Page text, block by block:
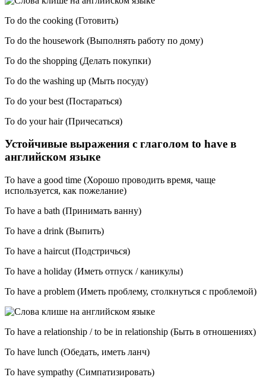
To do the cooking (Готовить)
To do the housework (Выполнять работу по дому)
To do the shopping (Делать покупки)
To do the washing up (Мыть посуду)
To do your best (Постараться)
To do your hair (Причесаться)
Устойчивые выражения с глаголом to have в
английском языке
To have a good time (Хорошо проводить время, чаще
используется, как пожелание)
To have a bath (Принимать ванну)
To have a drink (Выпить)
To have a haircut (Подстричься)
To have a holiday (Иметь отпуск / каникулы)
To have a problem (Иметь проблему, столкнуться с проблемой)
To have a relationship / to be in relationship (Быть в отношениях)
To have lunch (Обедать, иметь ланч)
To have sympathy (Симпатизировать)